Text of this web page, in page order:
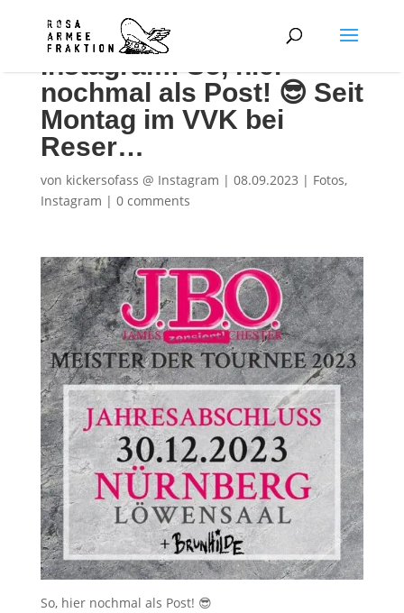
Instagram: So, hier
nochmal als Post! 😎 Seit
Montag im VVK bei
Reser…
von kickersofass @ Instagram | 08.09.2023 | Fotos,
Instagram | 0 comments
So, hier nochmal als Post! 😎